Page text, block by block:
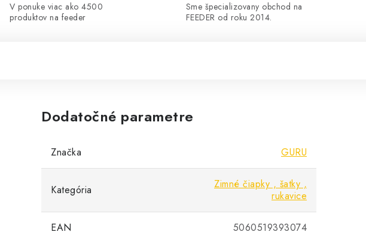
V ponuke viac ako 4500
produktov na feeder
Sme špecializovany obchod na
FEEDER od roku 2014.
Dodatočné parametre
Značka GURU
Kategória
Zimné čiapky , šatky ,
rukavice
EAN 5060519393074